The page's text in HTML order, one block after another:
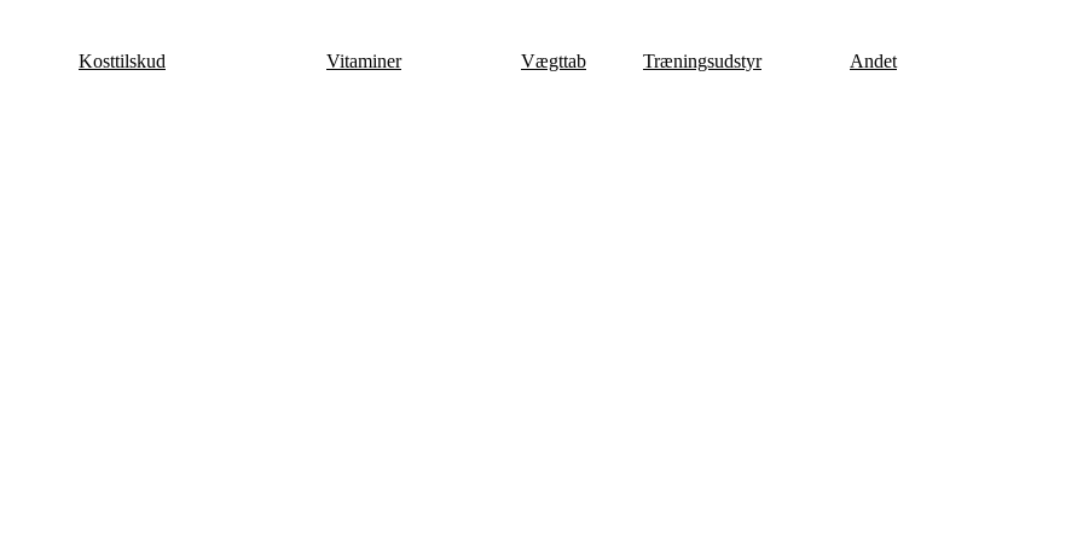
Kosttilskud Vitaminer Vægttab Træningsudstyr Andet